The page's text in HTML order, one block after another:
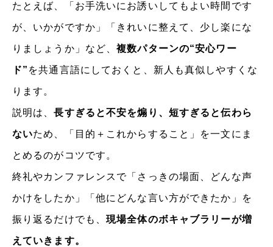
たとえば、「お手洗いにお誘いしてもよい時間です
が、いかがですか」「きれいに整えて、少し楽にな
りましょうか」など、複数パターンの“安心ワー
ド” を共通言語にしておくと、新人も真似しやすくな
ります。
説明は、長すぎると不安を煽り、短すぎると伝わら
ないため、「目的＋これからすること」を一文にま
とめるのがコツです。
終礼やカンファレンスで「さっきの場面、どんな声
かけをしたか」「他にどんな言い方ができたか」を
振り返るだけでも、現場全体のボキャブラリーが増
えていきます。